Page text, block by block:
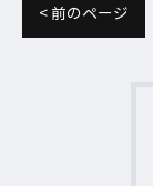
< 前のページ